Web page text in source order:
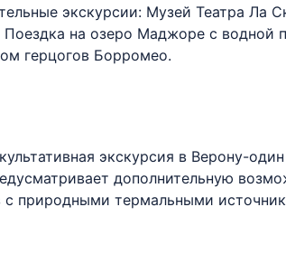
экскурсии: Музей Театра Ла
на озеро Маджоре с водной
герцогов Борромео.
экскурсия в Верону-
дополнительную
природными термальными